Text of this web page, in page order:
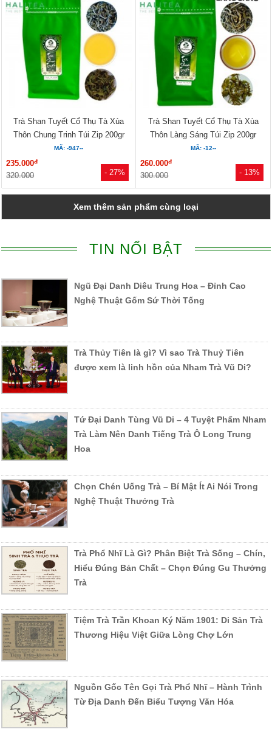
- 27%
Trà Shan Tuyết Cổ Thụ Tà Xùa
Thôn Chung Trinh Túi Zip 200gr
MÃ: -947--
235.000đ
320.000 - 13%
Trà Shan Tuyết Cổ Thụ Tà Xùa
Thôn Làng Sáng Túi Zip 200gr
MÃ: -12--
260.000đ
300.000
Xem thêm sản phẩm cùng loại
TIN NỔI BẬT
Ngũ Đại Danh Diêu Trung Hoa – Đỉnh Cao
Nghệ Thuật Gốm Sứ Thời Tống
Trà Thủy Tiên là gì? Vì sao Trà Thuỷ Tiên
được xem là linh hồn của Nham Trà Vũ Di?
Tứ Đại Danh Tùng Vũ Di – 4 Tuyệt Phẩm Nham
Trà Làm Nên Danh Tiếng Trà Ô Long Trung
Hoa
Chọn Chén Uống Trà – Bí Mật Ít Ai Nói Trong
Nghệ Thuật Thưởng Trà
Trà Phổ Nhĩ Là Gì? Phân Biệt Trà Sống – Chín,
Hiểu Đúng Bản Chất – Chọn Đúng Gu Thưởng
Trà
Tiệm Trà Trần Khoan Ký Năm 1901: Di Sản Trà
Thương Hiệu Việt Giữa Lòng Chợ Lớn
Nguồn Gốc Tên Gọi Trà Phổ Nhĩ – Hành Trình
Từ Địa Danh Đến Biểu Tượng Văn Hóa